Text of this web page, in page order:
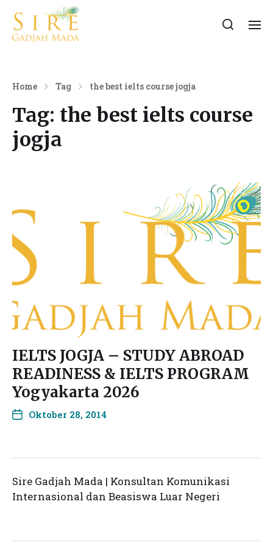
Home Tag the best ielts course jogja
Tag: the best ielts course
jogja
IELTS JOGJA – STUDY ABROAD
READINESS & IELTS PROGRAM
Yogyakarta 2026
Oktober 28, 2014
Sire Gadjah Mada | Konsultan Komunikasi
Internasional dan Beasiswa Luar Negeri